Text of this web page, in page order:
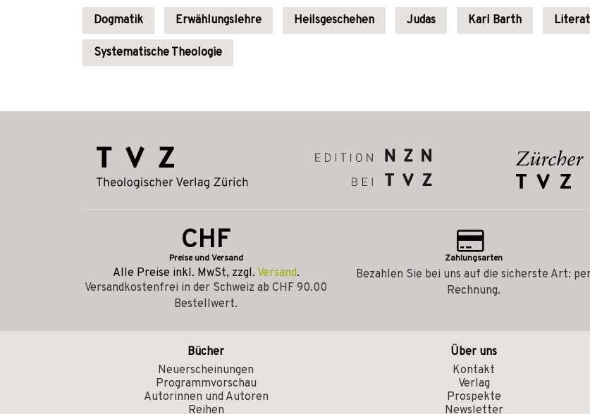
Dogmatik Erwählungslehre Heilsgeschehen Judas Karl Barth
Systematische Theologie
CHF
Preise und Versand
Alle Preise inkl. MwSt, zzgl. Versand.
Versandkostenfrei in der Schweiz ab CHF 90.00
Bestellwert.
Zahlungsarten
Bezahlen Sie bei uns auf die sicherste Art:
Rechnung.
Bücher
Neuerscheinungen
Programmvorschau
Autorinnen und Autoren
Reihen
Über uns
Kontakt
Verlag
Prospekte
Newsletter